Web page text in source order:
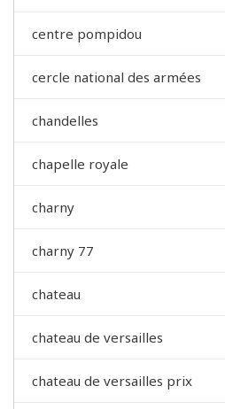
centre pompidou
cercle national des armées
chandelles
chapelle royale
charny
charny 77
chateau
chateau de versailles
chateau de versailles prix